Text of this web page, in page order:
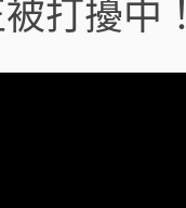
打擾中！